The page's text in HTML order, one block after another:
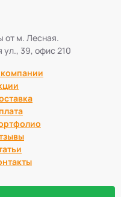
от м. Лесная.
ул., 39, офис 210